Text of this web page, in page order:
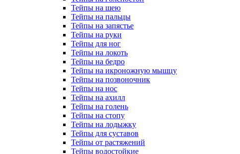
Тейпы на шею
Тейпы на пальцы
Тейпы на запястье
Тейпы на руки
Тейпы для ног
Тейпы на локоть
Тейпы на бедро
Тейпы на икроножную мышцу
Тейпы на позвоночник
Тейпы на нос
Тейпы на ахилл
Тейпы на голень
Тейпы на стопу
Тейпы на лодыжку
Тейпы для суставов
Тейпы от растяжений
Тейпы водостойкие